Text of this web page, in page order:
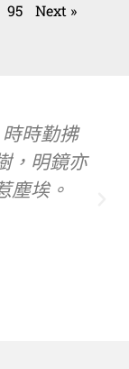
95 Next »
時勤拂
，明鏡亦
塵埃。